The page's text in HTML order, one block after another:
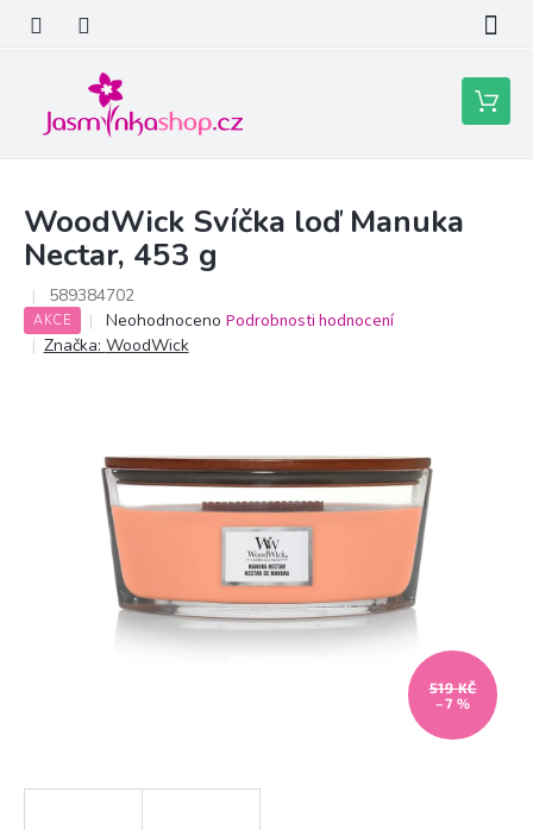
obsah
Nákupní
košík
WoodWick Svíčka loď Manuka
Nectar, 453 g
589384702
AKCE
Průměrné
hodnocení
5
hvězdiček.
Neohodnoceno Podrobnosti hodnocení
Značka: WoodWick
519 KČ
–7 %